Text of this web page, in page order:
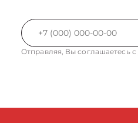
Отправляя, Вы соглашаетесь с